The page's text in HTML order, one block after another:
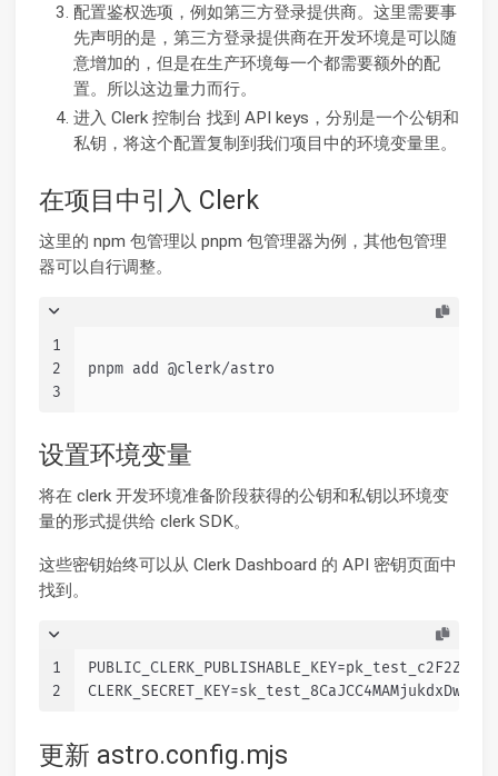
配置鉴权选项，例如第三方登录提供商。这里需要事
先声明的是，第三方登录提供商在开发环境是可以随
意增加的，但是在生产环境每一个都需要额外的配
置。所以这边量力而行。
进入 Clerk 控制台 找到 API keys，分别是一个公钥和
私钥，将这个配置复制到我们项目中的环境变量里。
在项目中引入 Clerk
这里的 npm 包管理以 pnpm 包管理器为例，其他包管理
器可以自行调整。
1
2
3
pnpm add @clerk/astro
设置环境变量
将在 clerk 开发环境准备阶段获得的公钥和私钥以环境变
量的形式提供给 clerk SDK。
这些密钥始终可以从 Clerk Dashboard 的 API 密钥页面中
找到。
1
2
更新 astro.config.mjs